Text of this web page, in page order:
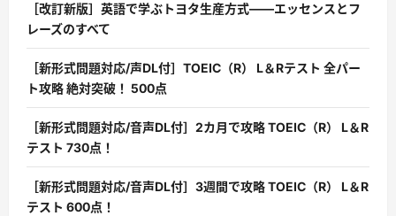
［改訂新版］英語で学ぶトヨタ生産方式――エッセンスとフ
レーズのすべて
［新形式問題対応/声DL付］TOEIC（R） L＆Rテスト 全パー
ト攻略 絶対突破！ 500点
［新形式問題対応/音声DL付］2カ月で攻略 TOEIC（R） L＆R
テスト 730点！
［新形式問題対応/音声DL付］3週間で攻略 TOEIC（R） L＆R
テスト 600点！